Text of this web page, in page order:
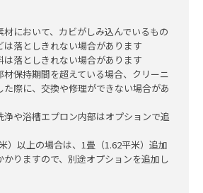
材において、カビがしみ込んでいるもの
は落としきれない場合があります
落としきれない場合があります
材保持期間を超えている場合、クリーニ
た際に、交換や修理ができない場合があ
や浴槽エプロン内部はオプションで追
）以上の場合は、1畳（1.62平米）追加
かりますので、別途オプションを追加し